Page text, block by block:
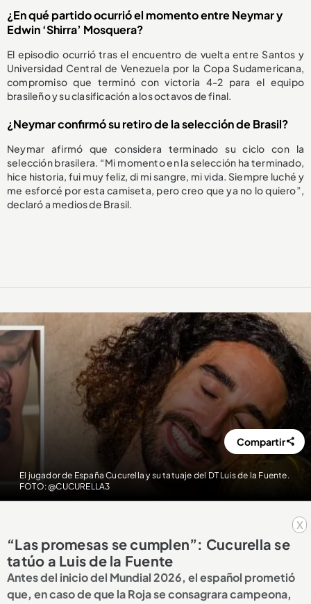
x
¿En qué partido ocurrió el momento entre Neymar y
Edwin ‘Shirra’ Mosquera?
El episodio ocurrió tras el encuentro de vuelta entre Santos y
Universidad Central de Venezuela por la Copa Sudamericana,
compromiso que terminó con victoria 4-2 para el equipo
brasileño y su clasificación a los octavos de final.
¿Neymar confirmó su retiro de la selección de Brasil?
Neymar afirmó que considera terminado su ciclo con la
selección brasilera. “Mi momento en la selección ha terminado,
hice historia, fui muy feliz, di mi sangre, mi vida. Siempre luché y
me esforcé por esta camiseta, pero creo que ya no lo quiero”,
declaró a medios de Brasil.
El jugador de España Cucurella y su tatuaje del DT Luis de la Fuente.
FOTO: @CUCURELLA3
Compartir
“Las promesas se cumplen”: Cucurella se
tatúo a Luis de la Fuente
Antes del inicio del Mundial 2026, el español prometió
que, en caso de que la Roja se consagrara campeona,